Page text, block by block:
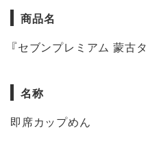
商品名
『セブンプレミアム 蒙古
名称
即席カップめん